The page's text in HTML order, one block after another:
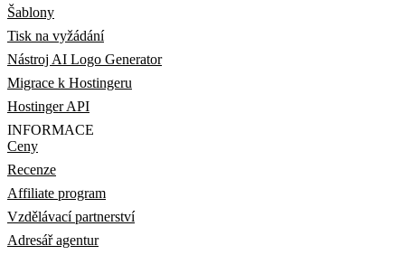
Šablony
Tisk na vyžádání
Nástroj AI Logo Generator
Migrace k Hostingeru
Hostinger API
INFORMACE
Ceny
Recenze
Affiliate program
Vzdělávací partnerství
Adresář agentur